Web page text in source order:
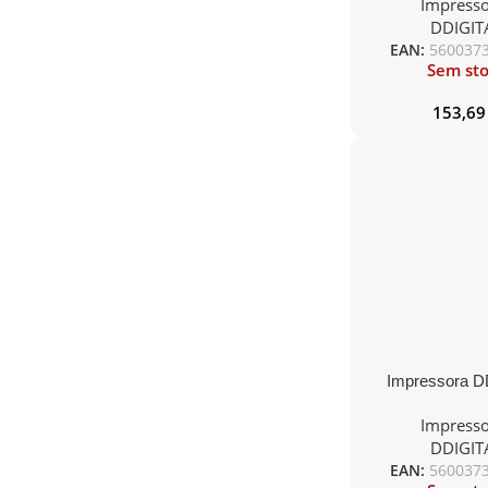
Bolsa de
EAN:
Sem
Impressora
203dpi
USB/Serie/
EAN: